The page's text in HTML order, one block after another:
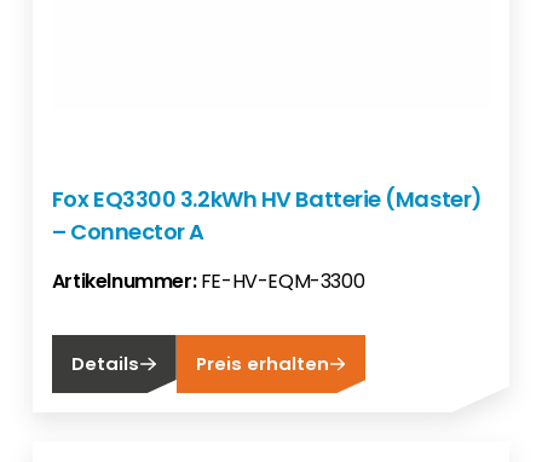
Fox EQ3300 3.2kWh HV Batterie (Master)
– Connector A
Artikelnummer:FE-HV-EQM-3300
Details Preis erhalten